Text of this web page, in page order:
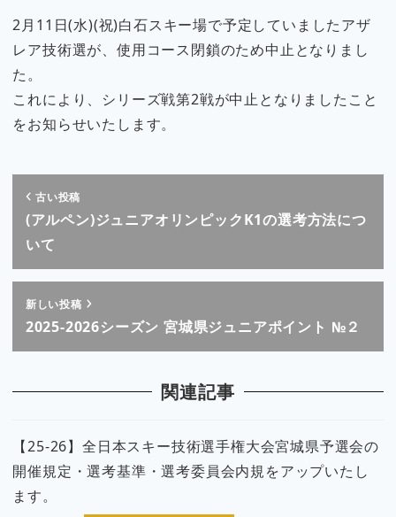
2月11日(水)(祝)白石スキー場で予定していましたアザ
レア技術選が、使用コース閉鎖のため中止となりまし
た。
これにより、シリーズ戦第2戦が中止となりましたこと
をお知らせいたします。
古い投稿
(アルペン)ジュニアオリンピックK1の選考方法につ
いて
新しい投稿
2025-2026シーズン 宮城県ジュニアポイント №２
関連記事
【25-26】全日本スキー技術選手権大会宮城県予選会の
開催規定・選考基準・選考委員会内規をアップいたし
ます。